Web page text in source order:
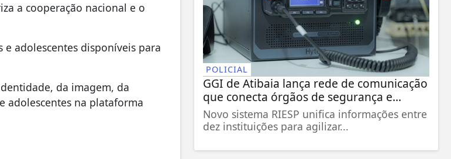
a cooperação nacional e o
adolescentes disponíveis para
da imagem, da
adolescentes na plataforma
POLICIAL
GGI de Atibaia lança rede de comunicação
que conecta órgãos de segurança e...
Novo sistema RIESP unifica informações entre
dez instituições para agilizar...